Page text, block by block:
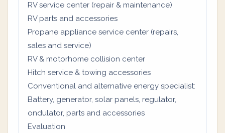
RV service center (repair & maintenance)
RV parts and accessories
Propane appliance service center (repairs,
sales and service)
RV & motorhome collision center
Hitch service & towing accessories
Conventional and alternative energy specialist:
Battery, generator, solar panels, regulator,
ondulator, parts and accessories
Evaluation